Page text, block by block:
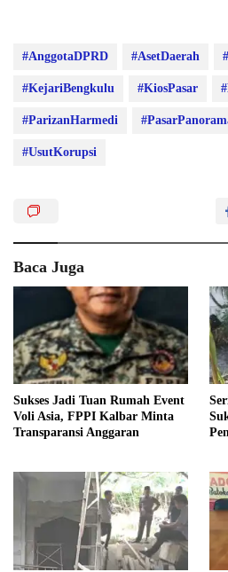
#AnggotaDPRD #AsetDaerah
#KejariBengkulu #KiosPasar
#ParizanHarmedi
#UsutKorupsi
Baca Juga
Sukses Jadi Tuan Rumah Event
Voli Asia, FPPI Kalbar Minta
Transparansi Anggaran